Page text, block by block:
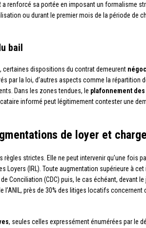
a renforcé sa portée en imposant un formalisme
ou durant le premier mois de la période de
bail
certaines dispositions du contrat demeurent
par la loi, d’autres aspects comme la répartition
Dans les zones tendues, le plafonnement
informé peut légitimement contester une
de loyer et
règles strictes. Elle ne peut intervenir qu’une fois
Loyers (IRL). Toute augmentation supérieure à
Conciliation (CDC) puis, le cas échéant, devant
l’ANIL, près de 30% des litiges locatifs
, seules celles expressément énumérées par le